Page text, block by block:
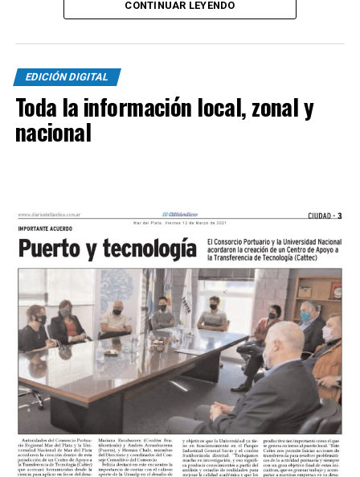
SINTESIS
Kimberley (3 ): Tomás Casas, Bruno Di Bello, Mateo
Rinaldi, Bacigalupe y Hernán Sosa, Santiago Vásquez,
Mauricio Miori, Facundo Rojas y Leonardo Verón, Ullúa y
Santiago Castillo. DT:Mariano Mignini.
Sol de Mayo (0):
Juan Nadal, Lucas Miguez, Latorre,
Acha y Rafael Ríos, Enzo Núñez y Quilen, Alberto Reye,
Fernando Valdebenito, Benítez Digorado y Héctor
Morales.DT:Mario Martínez.
CONTINUAR LEYENDO
EDICIÓN DIGITAL
Toda la información local, zonal y
nacional